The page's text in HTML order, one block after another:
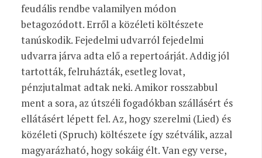
feudális rendbe valamilyen módon
betagozódott. Erről a közéleti költészete
tanúskodik. Fejedelmi udvarról fejedelmi
udvarra járva adta elő a repertoárját. Addig jól
tartották, felruházták, esetleg lovat,
pénzjutalmat adtak neki. Amikor rosszabbul
ment a sora, az útszéli fogadókban szállásért és
ellátásért lépett fel. Az, hogy szerelmi (Lied) és
közéleti (Spruch) költészete így szétválik, azzal
magyarázható, hogy sokáig élt. Van egy verse,